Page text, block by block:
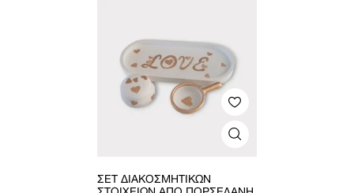
ΣΕΤ ΔΙΑΚΟΣΜΗΤΙΚΏΝ